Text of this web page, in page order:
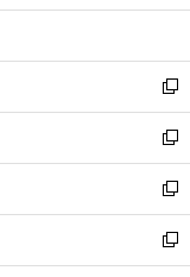
ウ
開
く
新
し
い
ウ
ィ
ン
ド
ウ
新
し
い
ウ
ィ
ン
新
し
い
ウ
新
し